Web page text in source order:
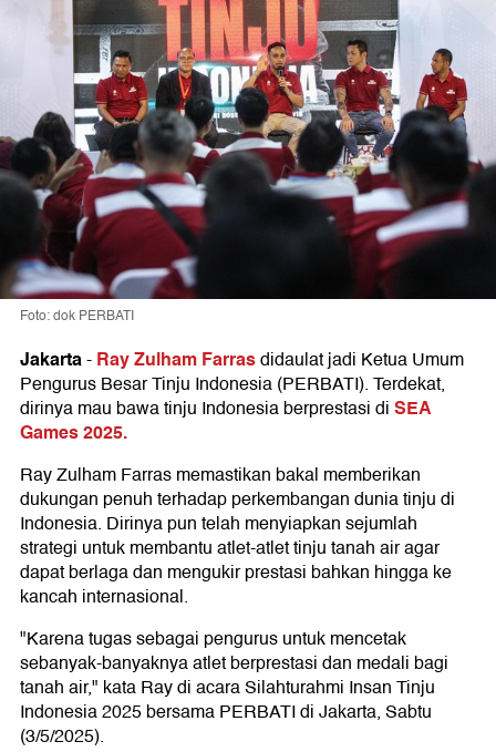
Foto: dok PERBATI
Jakarta-Ray Zulham Farrasdidaulat jadi Ketua Umum
Pengurus Besar Tinju Indonesia (PERBATI). Terdekat,
dirinya mau bawa tinju Indonesia berprestasi diSEA
Games 2025.
Ray Zulham Farras memastikan bakal memberikan
dukungan penuh terhadap perkembangan dunia tinju di
Indonesia. Dirinya pun telah menyiapkan sejumlah
strategi untuk membantu atlet-atlet tinju tanah air agar
dapat berlaga dan mengukir prestasi bahkan hingga ke
kancah internasional.
"Karena tugas sebagai pengurus untuk mencetak
sebanyak-banyaknya atlet berprestasi dan medali bagi
tanah air," kata Ray di acara Silahturahmi Insan Tinju
Indonesia 2025 bersama PERBATI di Jakarta, Sabtu
(3/5/2025).